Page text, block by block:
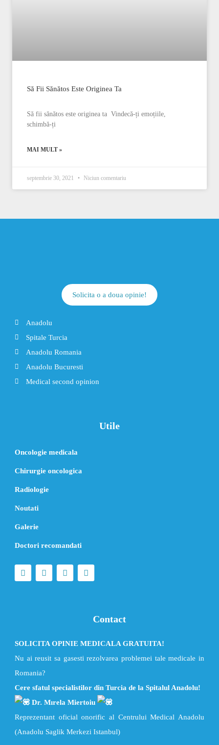
Să Fii Sănătos Este Originea Ta ️
Să fii sănătos este originea ta ️ Vindecă-ți emoțiile,
schimbă-ți
MAI MULT »
septembrie 30, 2021 Niciun comentariu
Solicita o a doua opinie!
Anadolu
Spitale Turcia
Anadolu Romania
Anadolu Bucuresti
Medical second opinion
Utile
Oncologie medicala
Chirurgie oncologica
Radiologie
Noutati
Galerie
Doctori recomandati
Contact
SOLICITA OPINIE MEDICALA GRATUITA!
Nu ai reusit sa gasesti rezolvarea problemei tale medicale in
Romania?
Cere sfatul specialistilor din Turcia de la Spitalul Anadolu!
Dr. Mırela Miertoiu
Reprezentant oficial onorific al Centrului Medical Anadolu
(Anadolu Saglik Merkezi Istanbul)